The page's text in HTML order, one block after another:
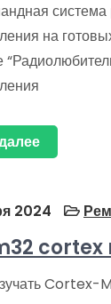
на
2024
cortex
Cortex-